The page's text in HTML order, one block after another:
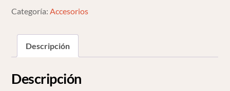
Harley
Compati
cantidad
Categoría:Accesorios
Descripción
Descripción